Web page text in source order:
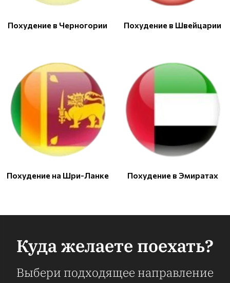
Похудение в Черногории Похудение в Швейцарии
Похудение на Шри-Ланке Похудение в Эмиратах
Куда желаете поехать?
Выбери подходящее направление